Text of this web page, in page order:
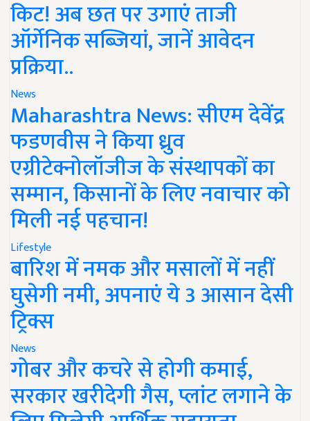
किट! अब छत पर उगाएं ताजी
ऑर्गेनिक सब्जियां, जानें आवेदन
प्रक्रिया..
News
Maharashtra News: सीएम देवेंद्र
फडणवीस ने किया ध्रुव
एग्रीटेक्नोलॉजीज के संस्थापकों का
सम्मान, किसानों के लिए नवाचार को
मिली नई पहचान!
Lifestyle
बारिश में नमक और मसालों में नहीं
घुसेगी नमी, अपनाएं ये 3 आसान देसी
ट्रिक्स
News
गोबर और कचरे से होगी कमाई,
सरकार खरीदेगी गैस, प्लांट लगाने के